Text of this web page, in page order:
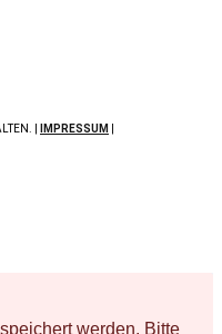
| IMPRESSUM
werden. Bitte